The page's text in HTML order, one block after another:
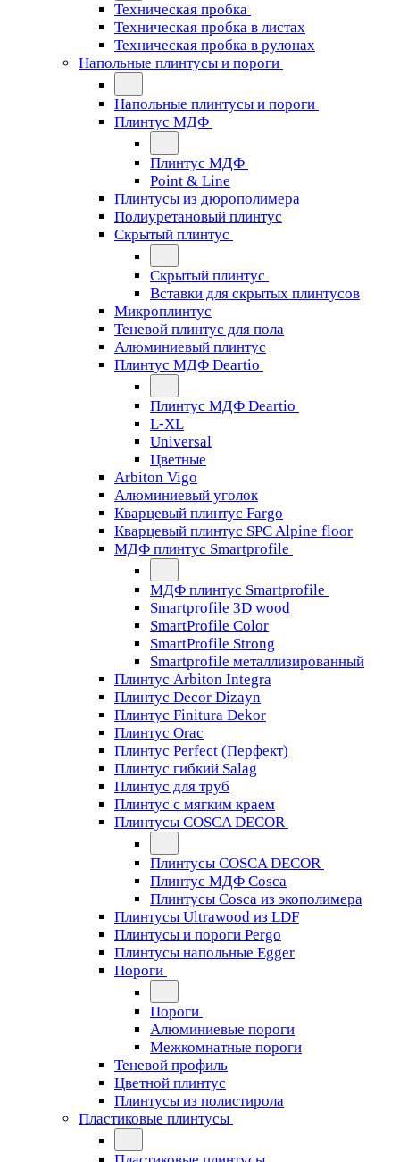
Техническая пробка
Техническая пробка в листах
Техническая пробка в рулонах
Напольные плинтусы и пороги
Напольные плинтусы и пороги
Плинтус МДФ
Плинтус МДФ
Point & Line
Плинтусы из дюрополимера
Полиуретановый плинтус
Скрытый плинтус
Скрытый плинтус
Вставки для скрытых плинтусов
Микроплинтус
Теневой плинтус для пола
Алюминиевый плинтус
Плинтус МДФ Deartio
Плинтус МДФ Deartio
L-XL
Universal
Цветные
Arbiton Vigo
Алюминиевый уголок
Кварцевый плинтус Fargo
Кварцевый плинтус SPC Alpine floor
МДФ плинтус Smartprofile
МДФ плинтус Smartprofile
Smartprofile 3D wood
SmartProfile Color
SmartProfile Strong
Smartprofile металлизированный
Плинтус Arbiton Integra
Плинтус Decor Dizayn
Плинтус Finitura Dekor
Плинтус Orac
Плинтус Perfect (Перфект)
Плинтус гибкий Salag
Плинтус для труб
Плинтус с мягким краем
Плинтусы COSCA DECOR
Плинтусы COSCA DECOR
Плинтус МДФ Cosca
Плинтусы Cosca из экополимера
Плинтусы Ultrawood из LDF
Плинтусы и пороги Pergo
Плинтусы напольные Egger
Пороги
Пороги
Алюминиевые пороги
Межкомнатные пороги
Теневой профиль
Цветной плинтус
Плинтусы из полистирола
Пластиковые плинтусы